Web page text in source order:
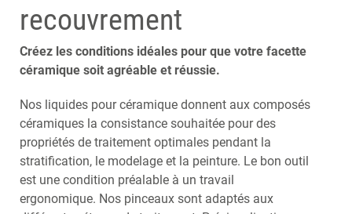
recouvrement
Créez les conditions idéales pour que votre facette
céramique soit agréable et réussie.
Nos liquides pour céramique donnent aux composés
céramiques la consistance souhaitée pour des
propriétés de traitement optimales pendant la
stratification, le modelage et la peinture. Le bon outil
est une condition préalable à un travail
ergonomique. Nos pinceaux sont adaptés aux